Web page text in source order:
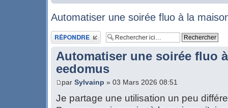
Automatiser une soirée fluo à la
Publier une réponse
Automatiser une soirée fluo
eedomus
par Sylvainp » 03 Mars 2026 08:51
Je partage une utilisation un peu